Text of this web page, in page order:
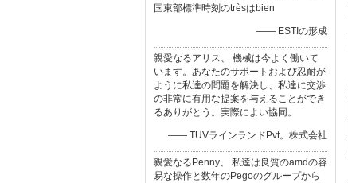
国東部標準時刻のtrèsはbien
—— ESTIの形成
親愛なるアリス、 機械は今よく働いて
います。あなたのサポートおよび忍耐が
ように私達の問題を解決し、私達に交渉
の非常に有用な提案を与えることができ
るありがとう。実際によい協同。
—— TUVラインランドPvt。株式会社
親愛なるPenny、 私達は良質のamdの容
易な操作と数年のPegoのグループから